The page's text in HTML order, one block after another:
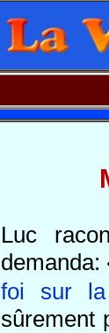
Luc
demanda:
foi sur
sûrement